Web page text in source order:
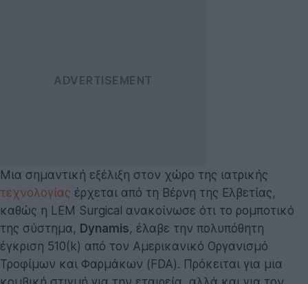
Μια σημαντική εξέλιξη στον χώρο της ιατρικής
τεχνολογίας έρχεται από τη Βέρνη της Ελβετίας,
καθώς η LEM Surgical ανακοίνωσε ότι το ρομποτικό
της σύστημα, Dynamis, έλαβε την πολυπόθητη
έγκριση 510(k) από τον Αμερικανικό Οργανισμό
Τροφίμων και Φαρμάκων (FDA). Πρόκειται για μια